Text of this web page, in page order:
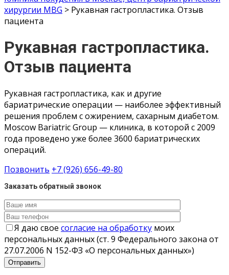
хирургии MBG > Рукавная гастропластика. Отзыв
пациента
Рукавная гастропластика.
Отзыв пациента
Рукавная гастропластика, как и другие
бариатрические операции — наиболее эффективный
решения проблем с ожирением, сахарным диабетом.
Moscow Bariatric Group — клиника, в которой с 2009
года проведено уже более 3600 бариатрических
операций.
Позвонить +7 (926) 656-49-80
Заказать обратный звонок
Я даю свое согласие на обработку моих
персональных данных (ст. 9 Федерального закона от
27.07.2006 N 152-ФЗ «О персональных данных»)